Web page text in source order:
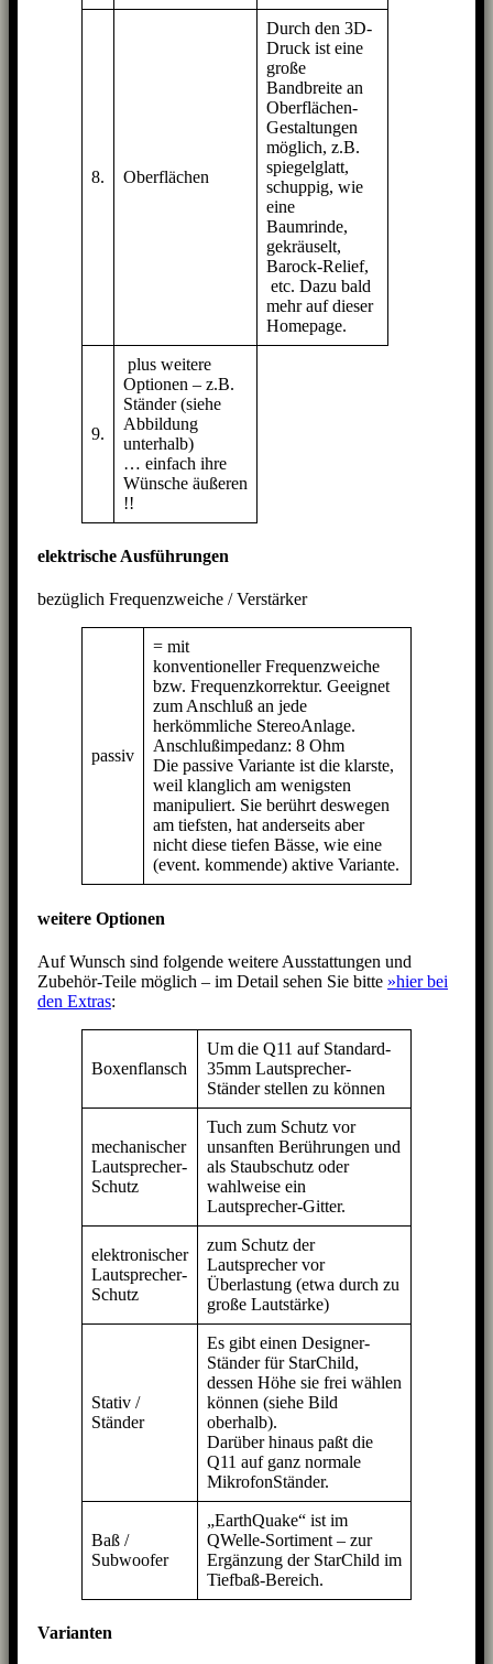
8. Oberflächen
Durch den 3D-
Druck ist eine
große
Bandbreite an
Oberflächen-
Gestaltungen
möglich, z.B.
spiegelglatt,
schuppig, wie
eine
Baumrinde,
gekräuselt,
Barock-Relief,
etc. Dazu bald
mehr auf dieser
Homepage.
9.
plus weitere
Optionen – z.B.
Ständer (siehe
Abbildung
unterhalb)
… einfach ihre
Wünsche äußeren
!!
elektrische Ausführungen
bezüglich Frequenzweiche / Verstärker
passiv
= mit
konventioneller Frequenzweiche
bzw. Frequenzkorrektur. Geeignet
zum Anschluß an jede
herkömmliche StereoAnlage.
Anschlußimpedanz: 8 Ohm
Die passive Variante ist die klarste,
weil klanglich am wenigsten
manipuliert. Sie berührt deswegen
am tiefsten, hat anderseits aber
nicht diese tiefen Bässe, wie eine
(event. kommende) aktive Variante.
weitere Optionen
Auf Wunsch sind folgende weitere Ausstattungen und
Zubehör-Teile möglich – im Detail sehen Sie bitte »hier bei
den Extras:
Boxenflansch
Um die Q11 auf Standard-
35mm Lautsprecher-
Ständer stellen zu können
mechanischer
Lautsprecher-
Schutz
Tuch zum Schutz vor
unsanften Berührungen und
als Staubschutz oder
wahlweise ein
Lautsprecher-Gitter.
elektronischer
Lautsprecher-
Schutz
zum Schutz der
Lautsprecher vor
Überlastung (etwa durch zu
große Lautstärke)
Stativ /
Ständer
Es gibt einen Designer-
Ständer für StarChild,
dessen Höhe sie frei wählen
können (siehe Bild
oberhalb).
Darüber hinaus paßt die
Q11 auf ganz normale
MikrofonStänder.
Baß /
Subwoofer
„EarthQuake“ ist im
QWelle-Sortiment – zur
Ergänzung der StarChild im
Tiefbaß-Bereich.
Varianten